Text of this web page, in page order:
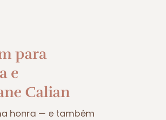
para
e
Calian
honra — e também